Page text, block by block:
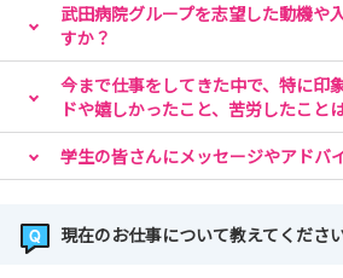
武田病院グループを志望した動機や
すか？
今まで仕事をしてきた中で、特に印
ドや嬉しかったこと、苦労したこと
学生の皆さんにメッセージやアドバ
現在のお仕事について教えてくださ